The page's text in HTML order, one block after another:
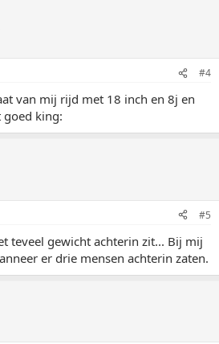
#4
van mij rijd met 18 inch en 8j en
goed king:
#5
teveel gewicht achterin zit... Bij mij
er drie mensen achterin zaten.